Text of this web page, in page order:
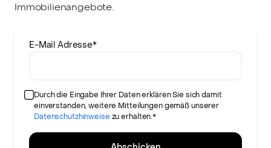
Immobilienangebote.
E-Mail Adresse*
Durch die Eingabe Ihrer Daten erklären Sie sich damit
einverstanden, weitere Mitteilungen gemäß unserer
Datenschutzhinweise zu erhalten.*